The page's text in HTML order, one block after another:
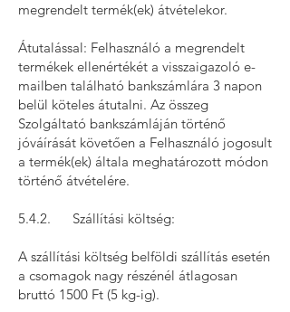
megrendelt termék(ek) átvételekor.
Átutalással: Felhasználó a megrendelt
termékek ellenértékét a visszaigazoló e-
mailben található bankszámlára 3 napon
belül köteles átutalni. Az összeg
Szolgáltató bankszámláján történő
jóváírását követően a Felhasználó jogosult
a termék(ek) általa meghatározott módon
történő átvételére.
5.4.2. Szállítási költség:
A szállítási költség belföldi szállítás esetén
a csomagok nagy részénél átlagosan
bruttó 1500 Ft (5 kg-ig).